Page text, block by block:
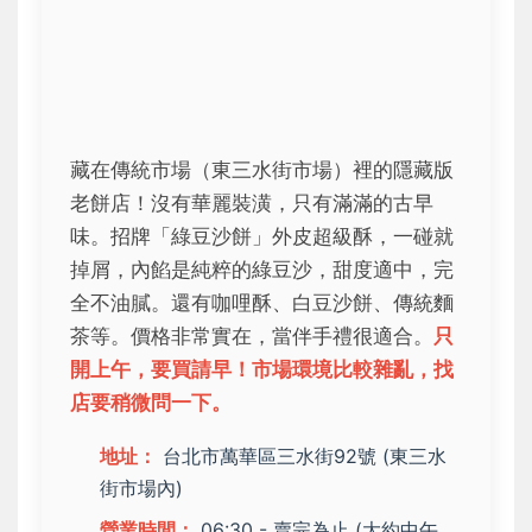
藏在傳統市場（東三水街市場）裡的隱藏版
老餅店！沒有華麗裝潢，只有滿滿的古早
味。招牌「綠豆沙餅」外皮超級酥，一碰就
掉屑，內餡是純粹的綠豆沙，甜度適中，完
全不油膩。還有咖哩酥、白豆沙餅、傳統麵
茶等。價格非常實在，當伴手禮很適合。 只
開上午，要買請早！市場環境比較雜亂，找
店要稍微問一下。
地址： 台北市萬華區三水街92號 (東三水
街市場內)